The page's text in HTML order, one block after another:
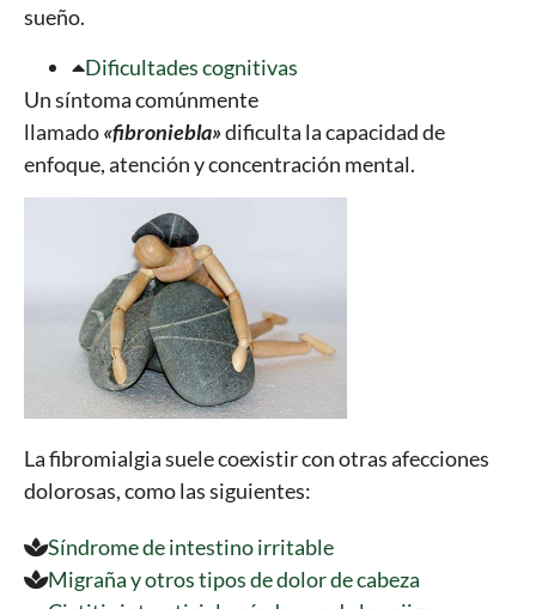
sueño.
Dificultades cognitivas
Un síntoma comúnmente
llamado«fibroniebla»dificulta la capacidad de
enfoque, atención y concentración mental.
La fibromialgia suele coexistir con otras afecciones
dolorosas, como las siguientes:
Síndrome de intestino irritable
Migraña y otros tipos de dolor de cabeza